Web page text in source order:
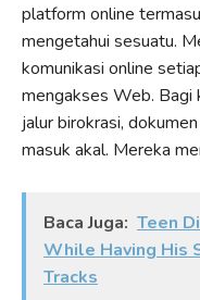
platform online
mengetahui sesuatu.
komunikasi online
mengakses Web. Bagi
jalur birokrasi,
masuk akal. Mereka
Baca Juga: Teen
While Having His
Tracks